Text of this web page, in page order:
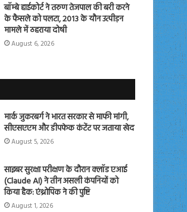
बॉम्बे हाईकोर्ट ने तरुण तेजपाल की बरी करने
के फैसले को पलटा, 2013 के यौन उत्पीड़न
मामले में ठहराया दोषी
August 6, 2026
मार्क जुकरबर्ग ने भारत सरकार से माफी मांगी,
सीएसएएम और डीपफेक कंटेंट पर जताया खेद
August 5, 2026
साइबर सुरक्षा परीक्षण के दौरान क्लॉड एआई
(Claude AI) ने तीन असली कंपनियों को
किया हैक: एंथ्रोपिक ने की पुष्टि
August 1, 2026